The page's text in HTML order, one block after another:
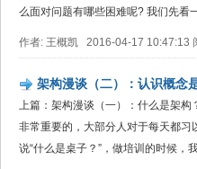
么面对问题有哪些困难呢? 我们先看
作者: 王概凯 2016-04-17 10:47:13
架构漫谈（二）：认识概念
上篇：架构漫谈（一）：什么是架
非常重要的，大部分人对于每天都
说“什么是桌子？”，做培训的时候，